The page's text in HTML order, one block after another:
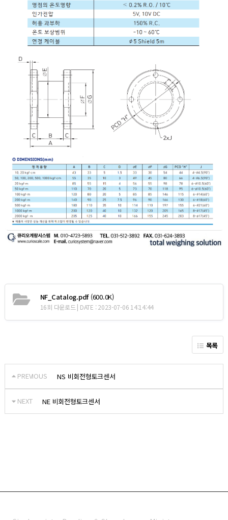
NF_Catalog.pdf(600.0K)
16회 다운로드 | DATE : 2023-07-06 14:14:44
목록
PREVIOUS NS 비회전형토크센서
NEXT NE 비회전형토크센서